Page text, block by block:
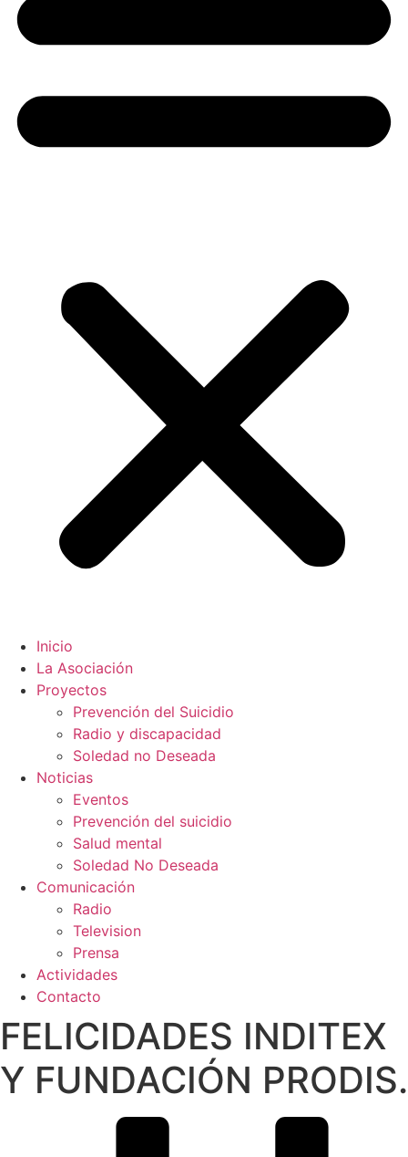
Inicio
La Asociación
Proyectos
Prevención del Suicidio
Radio y discapacidad
Soledad no Deseada
Noticias
Eventos
Prevención del suicidio
Salud mental
Soledad No Deseada
Comunicación
Radio
Television
Prensa
Actividades
Contacto
FELICIDADES INDITEX
Y FUNDACIÓN PRODIS.